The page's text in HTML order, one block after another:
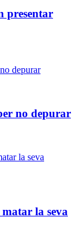
presentar
no depurar
la seva